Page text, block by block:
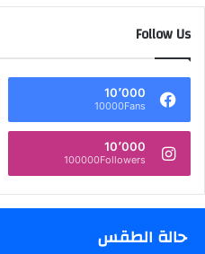
Follow Us
10٬000
10000Fans
10٬000
100000Followers
حالة الطقس